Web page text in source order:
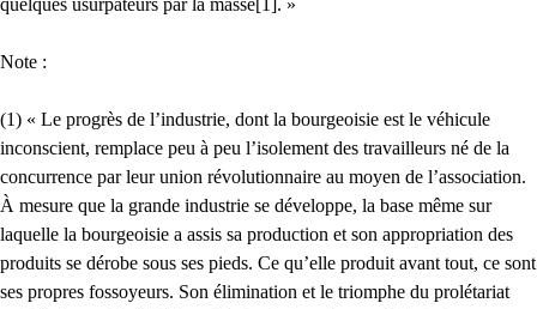
quelques usurpateurs par la masse[1]. »
Note :
(1) « Le progrès de l’industrie, dont la bourgeoisie est le véhicule
inconscient, remplace peu à peu l’isolement des travailleurs né de la
concurrence par leur union révolutionnaire au moyen de l’association.
À mesure que la grande industrie se développe, la base même sur
laquelle la bourgeoisie a assis sa production et son appropriation des
produits se dérobe sous ses pieds. Ce qu’elle produit avant tout, ce sont
ses propres fossoyeurs. Son élimination et le triomphe du prolétariat